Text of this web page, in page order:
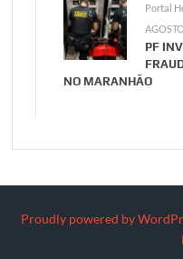
Portal
PF
NO MARANHÃO
Proudly powered by